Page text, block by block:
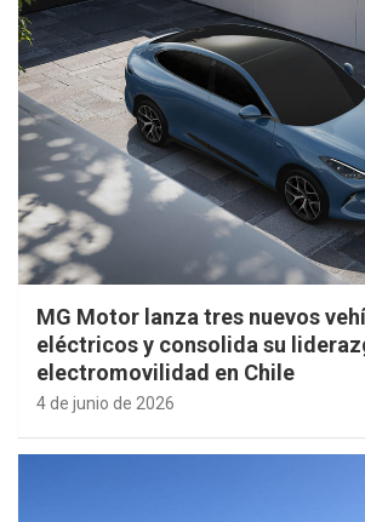
MG Motor lanza tres nuevos
eléctricos y consolida su
electromovilidad en Chile
4 de junio de 2026